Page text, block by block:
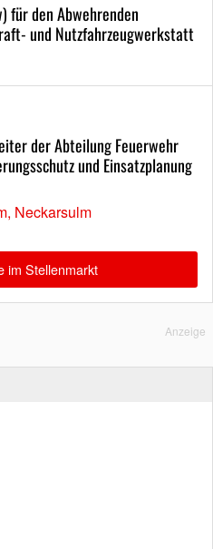
den Abwehrenden
und Nutzfahrzeugwerkstatt
der Abteilung Feuerwehr
und Einsatzplanung
Neckarsulm
im Stellenmarkt
Anzeige